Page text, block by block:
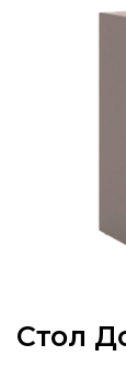
Стол